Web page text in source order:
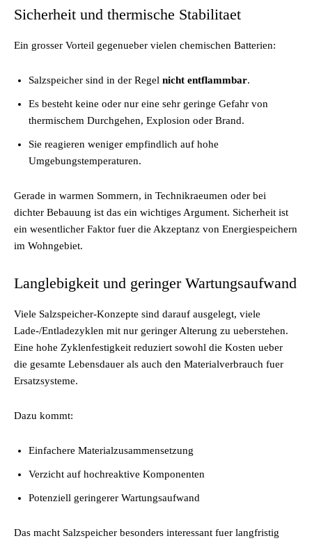
Sicherheit und thermische Stabilitaet
Ein grosser Vorteil gegenueber vielen chemischen Batterien:
Salzspeicher sind in der Regel nicht entflammbar.
Es besteht keine oder nur eine sehr geringe Gefahr von
thermischem Durchgehen, Explosion oder Brand.
Sie reagieren weniger empfindlich auf hohe
Umgebungstemperaturen.
Gerade in warmen Sommern, in Technikraeumen oder bei
dichter Bebauung ist das ein wichtiges Argument. Sicherheit ist
ein wesentlicher Faktor fuer die Akzeptanz von Energiespeichern
im Wohngebiet.
Langlebigkeit und geringer Wartungsaufwand
Viele Salzspeicher-Konzepte sind darauf ausgelegt, viele
Lade-/Entladezyklen mit nur geringer Alterung zu ueberstehen.
Eine hohe Zyklenfestigkeit reduziert sowohl die Kosten ueber
die gesamte Lebensdauer als auch den Materialverbrauch fuer
Ersatzsysteme.
Dazu kommt:
Einfachere Materialzusammensetzung
Verzicht auf hochreaktive Komponenten
Potenziell geringerer Wartungsaufwand
Das macht Salzspeicher besonders interessant fuer langfristig